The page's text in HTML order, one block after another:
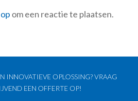
om een reactie te plaatsen.
INNOVATIEVE OPLOSSING? VRAAG
EEN OFFERTE OP!